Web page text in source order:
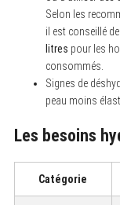
Selon les
il est conseillé
litres pour les
consommés.
Signes de
peau moins
Les besoins
Catégorie
e
a
r
h
f